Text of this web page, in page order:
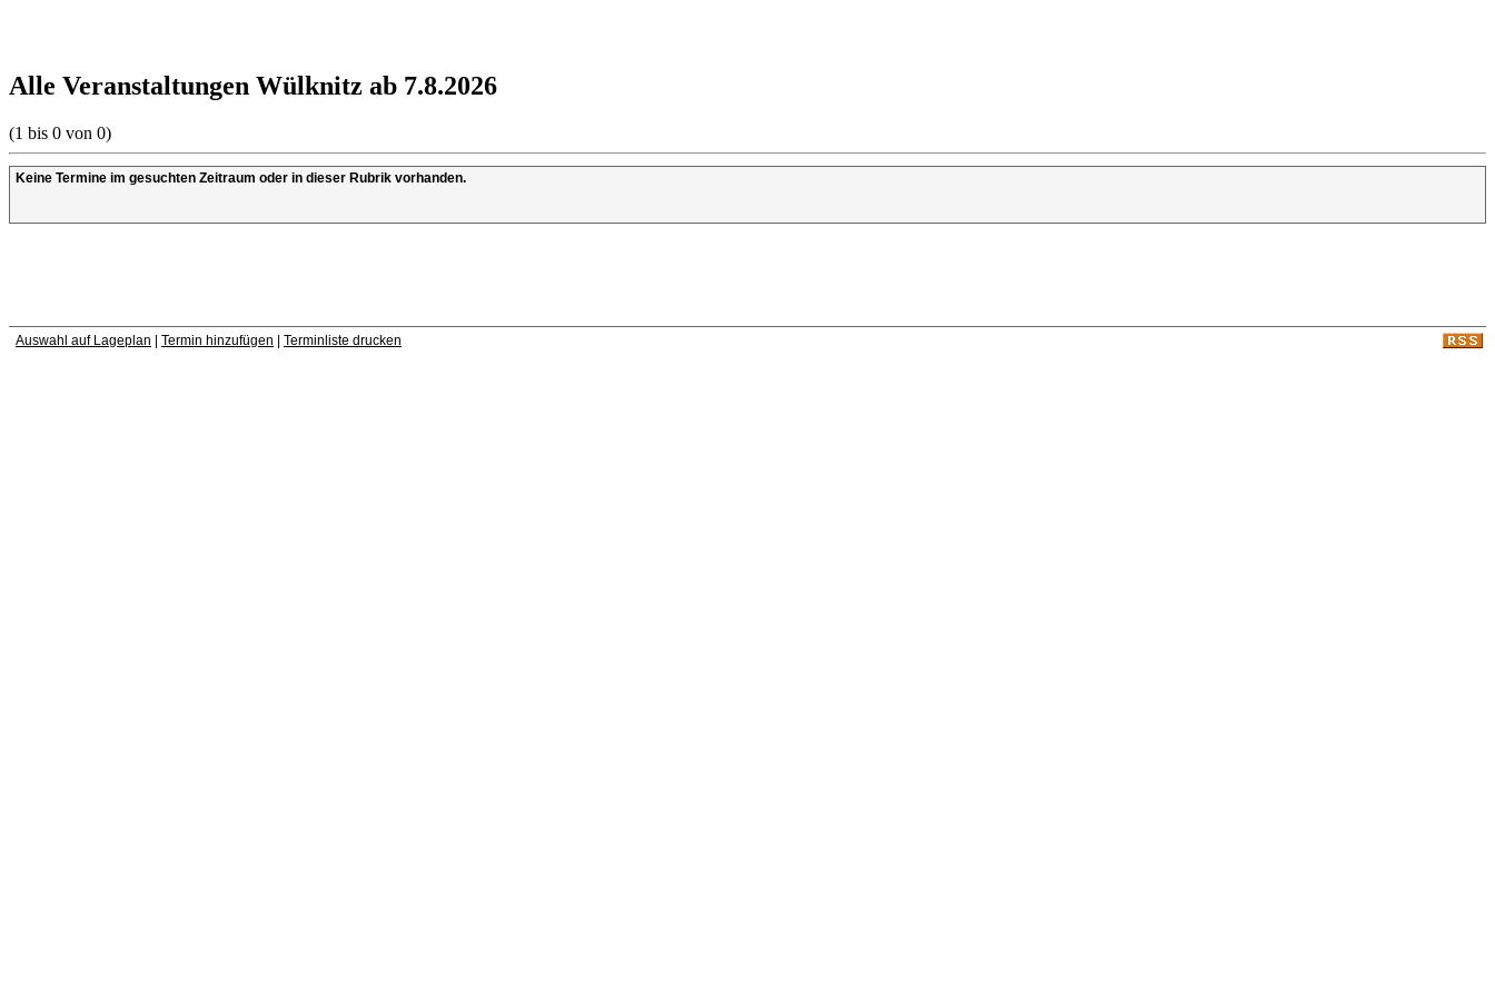
Alle Veranstaltungen Wülknitz ab 7.8.2026
(1 bis 0 von 0)
Keine Termine im gesuchten Zeitraum oder in dieser Rubrik vorhanden.
Auswahl auf Lageplan Termin hinzufügen Terminliste drucken